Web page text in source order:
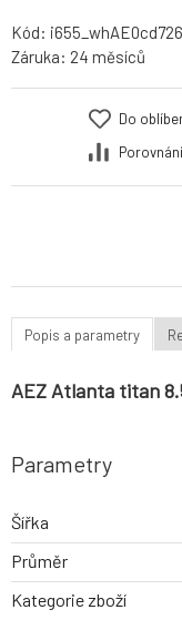
Kód:
Záruka: 24 měsíců
Do
Porovnání
Popis a parametry
AEZ Atlanta titan
Parametry
Šířka
Průměr
Kategorie zboží